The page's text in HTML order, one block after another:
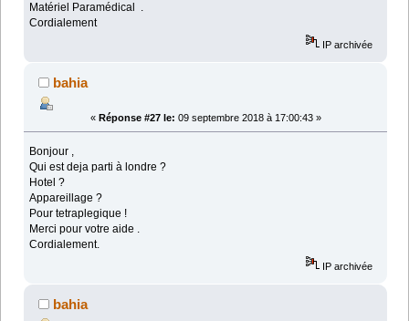
Matériel Paramédical .
Cordialement
IP archivée
bahia
« Réponse #27 le: 09 septembre 2018 à 17:00:43 »
Bonjour ,
Qui est deja parti à londre ?
Hotel ?
Appareillage ?
Pour tetraplegique !
Merci pour votre aide .
Cordialement.
IP archivée
bahia